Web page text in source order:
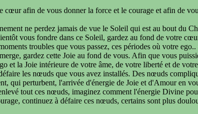
cœur afin de vous donner la force et le courage et afin de
ne perdez jamais de vue le Soleil qui est au bout du
vous fondre dans ce Soleil, gardez au fond de votre
troubles que vous passez, ces périodes où votre
gardez cette Joie au fond de vous. Afin que vous
et la Joie intérieure de votre âme, de votre liberté et de
les nœuds que vous avez installés. Des nœuds
qui perturbent, l'arrivée d'énergie de Joie et d'Amour en
tout ces nœuds, imaginez comment l'énergie Divine
continuez à défaire ces nœuds, certains sont plus